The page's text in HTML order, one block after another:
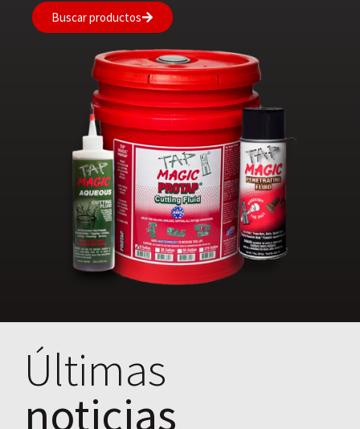
Buscar productos
Últimas
noticias